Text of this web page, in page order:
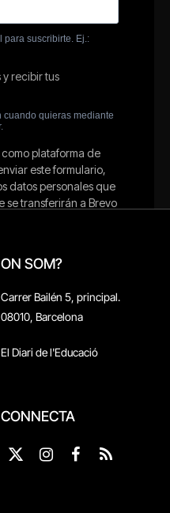
ON SOM?
Carrer Bailén 5, principal.
08010, Barcelona
El Diari de l'Educació
CONNECTA
X
Instagram
Facebook
RSS